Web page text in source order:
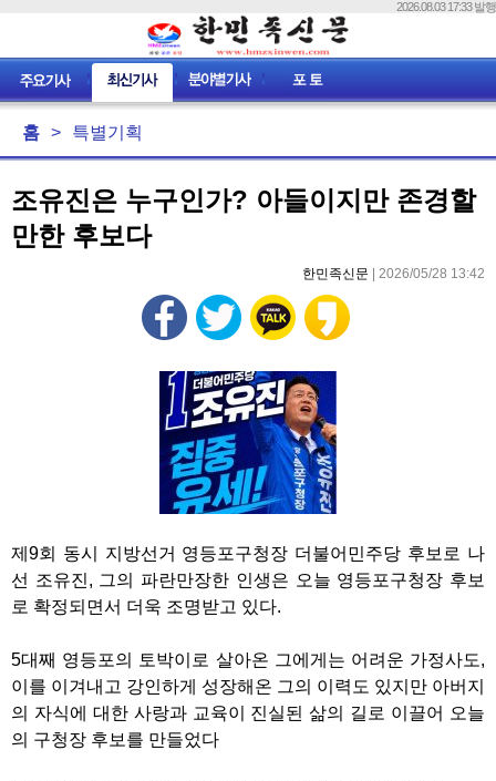
2026.08.03 17:33 발행
홈 > 특별기획
조유진은 누구인가? 아들이지만 존경할
만한 후보다
한민족신문 | 2026/05/28 13:42
제9회 동시 지방선거 영등포구청장 더불어민주당 후보로 나
선 조유진, 그의 파란만장한 인생은 오늘 영등포구청장 후보
로 확정되면서 더욱 조명받고 있다.
5대째 영등포의 토박이로 살아온 그에게는 어려운 가정사도,
이를 이겨내고 강인하게 성장해온 그의 이력도 있지만 아버지
의 자식에 대한 사랑과 교육이 진실된 삶의 길로 이끌어 오늘
의 구청장 후보를 만들었다